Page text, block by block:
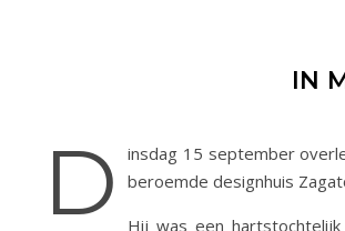
IN
D
insdag 15 september
beroemde designhuis
Hij was een